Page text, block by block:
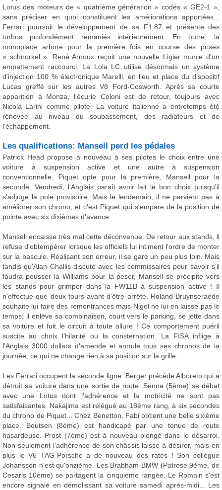
Lotus des moteurs de « quatrième génération » codés « GE2-1 »,
sans préciser en quoi constituent les améliorations apportées...
Ferrari poursuit le développement de sa F1.87 et présente des
turbos profondément remaniés intérieurement. En outre, la
monoplace arbore pour la première fois en course des prises
« schnorkel ». René Arnoux reçoit une nouvelle Ligier munie d'un
empattement raccourci. La Lola LC utilise désormais un système
d'injection 100 % électronique Marelli, en lieu et place du dispositif
Lucas greffé sur les autres V8 Ford-Cosworth. Après sa courte
apparition à Monza, l'écurie Coloni est de retour, toujours avec
Nicola Larini comme pilote. La voiture italienne a entretemps été
rénovée au niveau du soubassement, des radiateurs et de
l'échappement.
Les qualifications: Mansell perd les pédales
Patrick Head propose à nouveau à ses pilotes le choix entre une
voiture à suspension active et une autre à suspension
conventionnelle. Piquet opte pour la première, Mansell pour la
seconde. Vendredi, l'Anglais paraît avoir fait le bon choix puisqu'il
s'adjuge la pole provisoire. Mais le lendemain, il ne parvient pas à
améliorer son chrono, et c'est Piquet qui s'empare de la position de
pointe avec six dixièmes d'avance.
Mansell encaisse très mal cette déconvenue. De retour aux stands, il
refuse d'obtempérer lorsque les officiels lui intiment l'ordre de monter
sur la bascule. Réalisant son erreur, il se gare un peu plus loin. Mais
tandis qu'Alan Challis discute avec les commissaires pour savoir s'il
faudra pousser la Williams pour la peser, Mansell se précipite vers
les stands pour grimper dans la FW11B à suspension active ! Il
n'effectue que deux tours avant d'être arrêté. Roland Bruynseraede
souhaite lui faire des remontrances mais Nigel ne lui en laisse pas le
temps: il enlève sa combinaison, court vers le parking, se jette dans
sa voiture et fuit le circuit à toute allure ! Ce comportement puéril
suscite au choix l'hilarité ou la consternation. La FISA inflige à
l'Anglais 3000 dollars d'amende et annule tous ses chronos de la
journée, ce qui ne change rien à sa position sur la grille.
Les Ferrari occupent la seconde ligne. Berger précède Alboreto qui a
détruit sa voiture dans une sortie de route. Senna (5ème) se débat
avec une Lotus dont l'adhérence et la motricité ne sont pas
satisfaisantes. Nakajima est relégué au 18ème rang, à six secondes
du chrono de Piquet... Chez Benetton, Fabi obtient une belle sixième
place. Boutsen (8ème) est handicapé par une tenue de route
hasardeuse. Prost (7ème) est à nouveau plongé dans le désarroi.
Non seulement l'adhérence de son châssis laisse à désirer, mais en
plus le V6 TAG-Porsche a de nouveau des ratés ! Son collègue
Johansson n'est qu'onzième. Les Brabham-BMW (Patrese 9ème, de
Cesaris 10ème) se partagent la cinquième rangée. Le Romain s'est
encore signalé en démolissant sa voiture samedi après-midi... Les